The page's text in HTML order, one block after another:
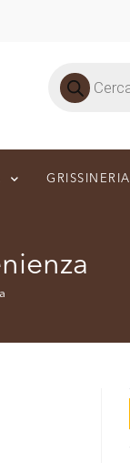
GRISSINERIA